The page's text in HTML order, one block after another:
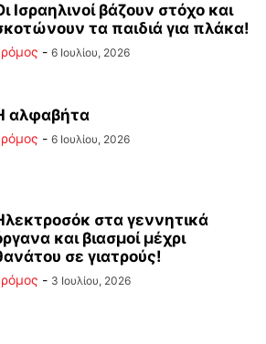
Ισραηλινοί βάζουν στόχο και
τα παιδιά για πλάκα!
- 6 Ιουλίου, 2026
αλφαβήτα
- 6 Ιουλίου, 2026
στα γεννητικά
και βιασμοί μέχρι
σε γιατρούς!
- 3 Ιουλίου, 2026